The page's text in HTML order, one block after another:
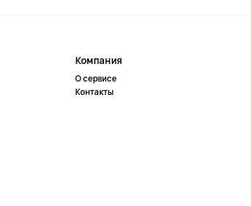
Компания
О сервисе
Контакты